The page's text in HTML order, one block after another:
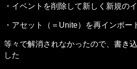
・イベントを削除して新しく新規の
・アセット（＝Unite）を再インポー
等々で解消されなかったので、書き
した